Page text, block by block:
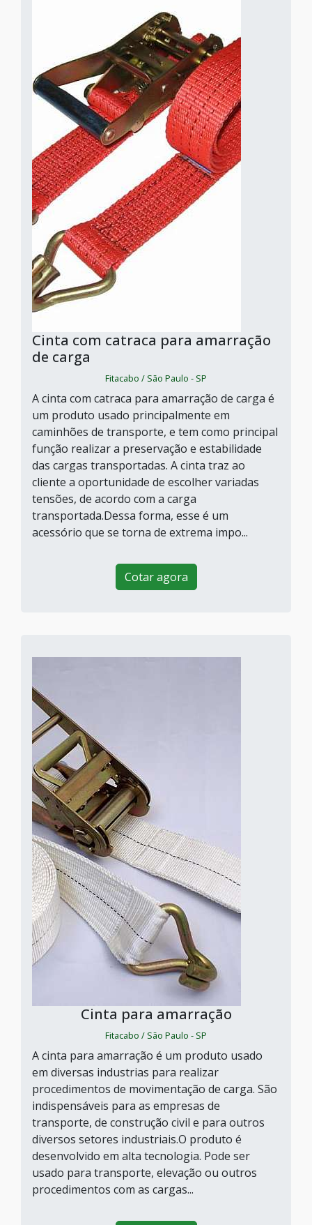
Cinta com catraca para amarração
de carga
Fitacabo / São Paulo - SP
A cinta com catraca para amarração de carga é
um produto usado principalmente em
caminhões de transporte, e tem como principal
função realizar a preservação e estabilidade
das cargas transportadas. A cinta traz ao
cliente a oportunidade de escolher variadas
tensões, de acordo com a carga
transportada.Dessa forma, esse é um
acessório que se torna de extrema impo...
Cotar agora
Cinta para amarração
Fitacabo / São Paulo - SP
A cinta para amarração é um produto usado
em diversas industrias para realizar
procedimentos de movimentação de carga. São
indispensáveis para as empresas de
transporte, de construção civil e para outros
diversos setores industriais.O produto é
desenvolvido em alta tecnologia. Pode ser
usado para transporte, elevação ou outros
procedimentos com as cargas...